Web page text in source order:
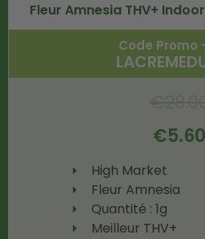
Fleur Amnesia THV+
Code Promo
€5.60
High Market
Fleur Amnesia
Quantité : 1g
Meilleur THV+